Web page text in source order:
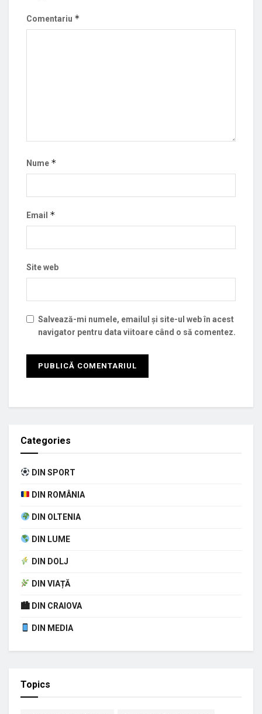
Comentariu *
Nume *
Email *
Site web
Salvează-mi numele, emailul și site-ul web în acest
navigator pentru data viitoare când o să comentez.
Categories
DIN SPORT
DIN ROMÂNIA
DIN OLTENIA
DIN LUME
DIN DOLJ
DIN VIAȚĂ
🏙 DIN CRAIOVA
DIN MEDIA
Topics